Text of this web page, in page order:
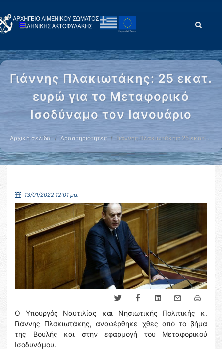
Γιάννης Πλακιωτάκης: 25 εκατ.
ευρώ για το Μεταφορικό
Ισοδύναμο τον Ιανουάριο
Αρχική σελίδα Δραστηριότητες Γιάννης Πλακιωτάκης: 25 εκατ. …
13/01/2022 12:01 μμ.
Ο Υπουργός Ναυτιλίας και Νησιωτικής Πολιτικής κ.
Γιάννης Πλακιωτάκης, αναφέρθηκε χθες από το βήμα
της Βουλής και στην εφαρμογή του Μεταφορικού
Ισοδυνάμου.